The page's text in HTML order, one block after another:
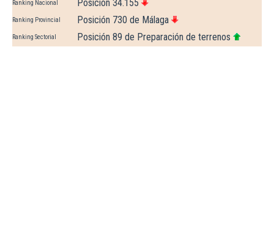
Ranking Nacional Posición 34.155
Ranking Provincial Posición 730 de Málaga
Ranking Sectorial Posición 89 de Preparación de terrenos